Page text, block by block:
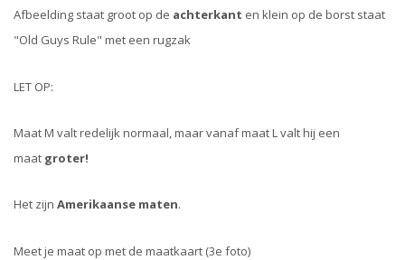
Afbeelding staat groot op de achterkant en klein op de borst staat
"Old Guys Rule" met een rugzak
LET OP:
Maat M valt redelijk normaal, maar vanaf maat L valt hij een
maat groter!
Het zijn Amerikaanse maten.
Meet je maat op met de maatkaart (3e foto)